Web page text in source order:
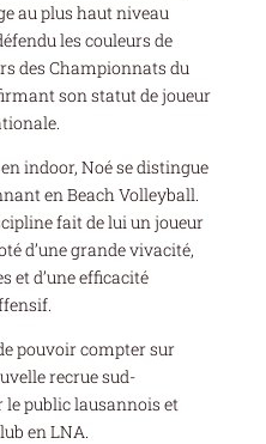
au plus haut niveau
les couleurs de
des Championnats du
son statut de joueur
indoor, Noé se distingue
en Beach Volleyball.
fait de lui un joueur
d’une grande vivacité,
et d’une efficacité
pouvoir compter sur
recrue sud-
public lausannois et
en LNA.